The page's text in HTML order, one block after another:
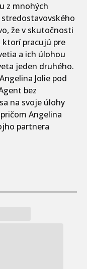
z mnohých
že v skutočnosti
ktorí pracujú pre
a ich úlohou
jeden druhého.
Jolie pod
bez
na svoje úlohy
Angelina
partnera